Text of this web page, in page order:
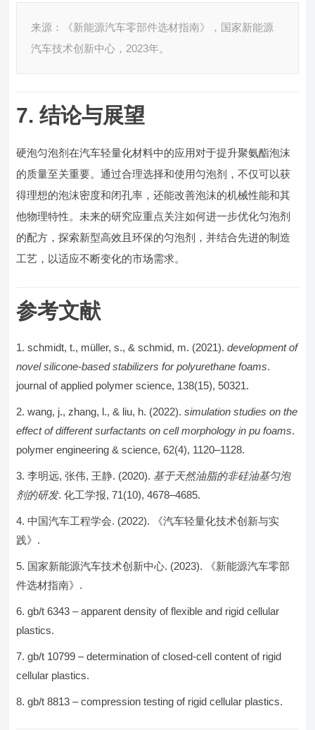
来源：《新能源汽车零部件选材指南》，国家新能源
汽车技术创新中心，2023年。
7. 结论与展望
硬泡匀泡剂在汽车轻量化材料中的应用对于提升聚氨酯泡沫
的质量至关重要。通过合理选择和使用匀泡剂，不仅可以获
得理想的泡沫密度和闭孔率，还能改善泡沫的机械性能和其
他物理特性。未来的研究应重点关注如何进一步优化匀泡剂
的配方，探索新型高效且环保的匀泡剂，并结合先进的制造
工艺，以适应不断变化的市场需求。
参考文献
schmidt, t., müller, s., & schmid, m. (2021).development of
novel silicone-based stabilizers for polyurethane foams.
journal of applied polymer science, 138(15), 50321.
wang, j., zhang, l., & liu, h. (2022).simulation studies on the
effect of different surfactants on cell morphology in pu foams.
polymer engineering & science, 62(4), 1120–1128.
李明远, 张伟, 王静. (2020). 基于天然油脂的非硅油基匀泡
剂的研发. 化工学报, 71(10), 4678–4685.
中国汽车工程学会. (2022). 《汽车轻量化技术创新与实
践》.
国家新能源汽车技术创新中心. (2023). 《新能源汽车零部
件选材指南》.
gb/t 6343 – apparent density of flexible and rigid cellular
plastics.
gb/t 10799 – determination of closed-cell content of rigid
cellular plastics.
gb/t 8813 – compression testing of rigid cellular plastics.